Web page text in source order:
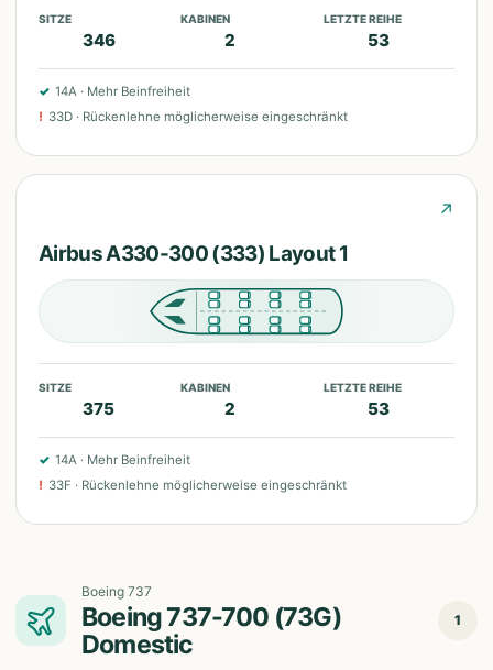
SITZE
346
KABINEN
2
LETZTE REIHE
53
✓ 14A · Mehr Beinfreiheit
! 33D · Rückenlehne möglicherweise eingeschränkt
↗
Airbus A330-300 (333) Layout 1
SITZE
375
KABINEN
2
LETZTE REIHE
53
✓ 14A · Mehr Beinfreiheit
! 33F · Rückenlehne möglicherweise eingeschränkt
Boeing 737
Boeing 737-700 (73G)
Domestic
1